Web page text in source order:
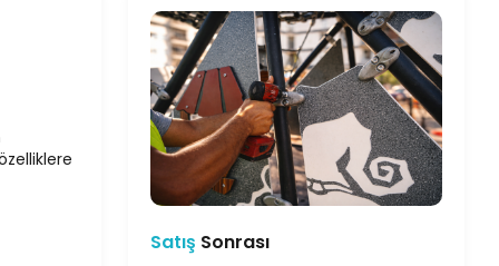
Satış Sonrası